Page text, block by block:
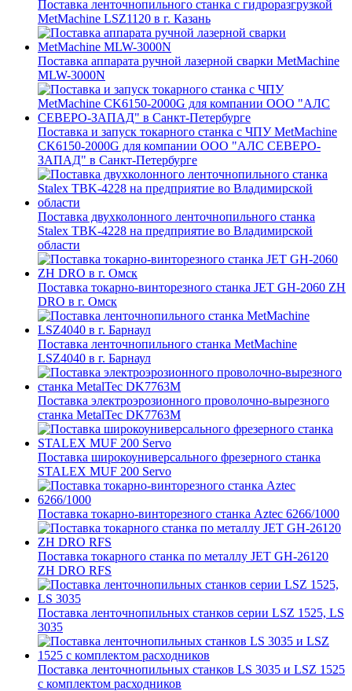
Поставка ленточнопильного станка c гидроразгрузкой
MetMachine LSZ1120 в г. Казань
Поставка аппарата ручной лазерной сварки MetMachine
MLW-3000N
Поставка и запуск токарного станка с ЧПУ MetMachine
CK6150-2000G для компании ООО "АЛС СЕВЕРО-
ЗАПАД" в Санкт-Петербурге
Поставка двухколонного ленточнопильного станка
Stalex TBK-4228 на предприятие во Владимирской
области
Поставка токарно-винторезного станка JET GH-2060 ZH
DRO в г. Омск
Поставка ленточнопильного станка MetMachine
LSZ4040 в г. Барнаул
Поставка электроэрозионного проволочно-вырезного
станка MetalTec DK7763M
Поставка широкоуниверсального фрезерного станка
STALEX MUF 200 Servo
Поставка токарно-винторезного станка Aztec 6266/1000
Поставка токарного станка по металлу JET GH-26120
ZH DRO RFS
Поставка ленточнопильных станков серии LSZ 1525, LS
3035
Поставка ленточнопильных станков LS 3035 и LSZ 1525
с комплектом расходников